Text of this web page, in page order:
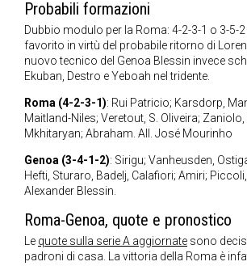
Probabili formazioni
Dubbio modulo per la Roma: 4-2-3-1 o 3-5-
favorito in virtù del probabile ritorno di
nuovo tecnico del Genoa Blessin invece
Ekuban, Destro e Yeboah nel tridente.
Roma (4-2-3-1): Rui Patricio; Karsdorp,
Maitland-Niles; Veretout, S. Oliveira; Zaniolo,
Mkhitaryan; Abraham. All. José Mourinho
Genoa (3-4-1-2): Sirigu; Vanheusden,
Hefti, Sturaro, Badelj, Calafiori; Amiri;
Alexander Blessin.
Roma-Genoa, quote e pronostico
Le quote sulla serie A aggiornate sono
padroni di casa. La vittoria della Roma è